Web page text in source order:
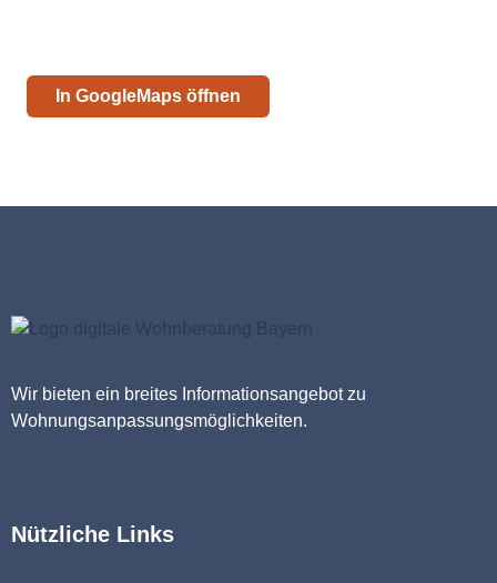
In GoogleMaps öffnen
Wir bieten ein breites Informationsangebot zu
Wohnungsanpassungsmöglichkeiten.
Nützliche Links